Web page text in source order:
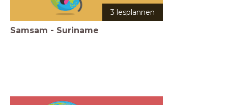
3 lesplannen
Samsam - Suriname